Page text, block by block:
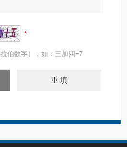
伯数字），如：三加四=7